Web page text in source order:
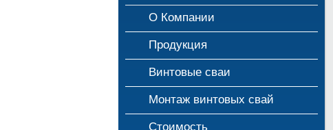
О Компании
Продукция
Винтовые сваи
Монтаж винтовых свай
Стоимость